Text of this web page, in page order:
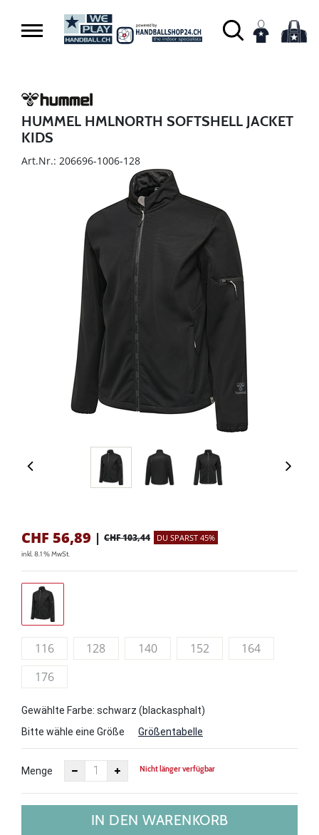
HUMMEL HMLNORTH SOFTSHELL JACKET
KIDS
Art.Nr.: 206696-1006-128
CHF 56,89 | CHF 103,44 DU SPARST 45%
inkl. 8.1 % MwSt.
116 128 140 152
164
176
Gewählte Farbe: schwarz (blackasphalt)
Bitte wähle eine Größe
Größentabelle
Menge Nicht länger verfügbar
IN DEN WARENKORB